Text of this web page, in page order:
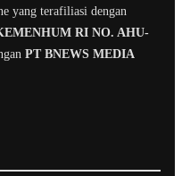
yang terafiliasi dengan
RI NO. AHU-
PT BNEWS MEDIA